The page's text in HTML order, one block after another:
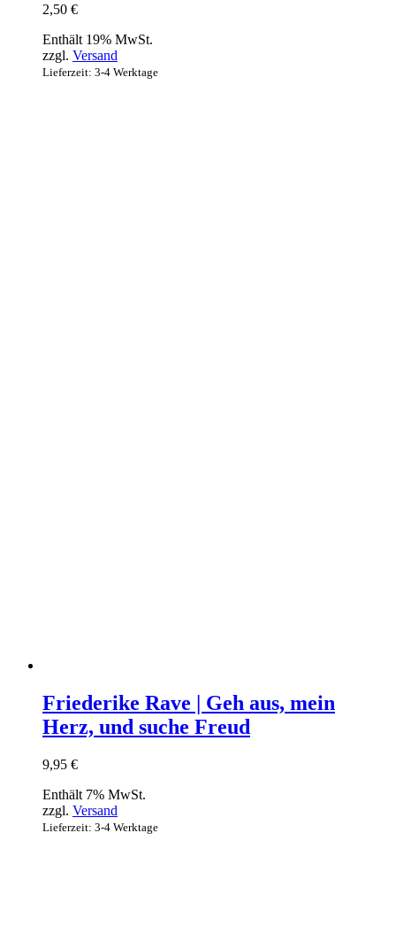
2,50 €
Enthält 19% MwSt.
zzgl. Versand
Lieferzeit: 3-4 Werktage
Friederike Rave | Geh aus, mein
Herz, und suche Freud
9,95 €
Enthält 7% MwSt.
zzgl. Versand
Lieferzeit: 3-4 Werktage